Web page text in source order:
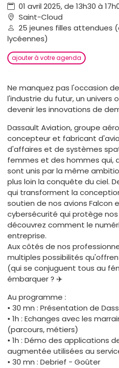
01 avril 2025, de 13h30 à
Saint-Cloud
25 jeunes filles attendues
lycéennes)
ajouter à votre agenda
Ne manquez pas l'occasion
l'industrie du futur, un univers
devenir les innovations de
Dassault Aviation, groupe
concepteur et fabricant
d'affaires et de systèmes
femmes et des hommes qui,
sont unis par la même
plus loin la conquête du ciel.
qui transforment la
soutien de nos avions Falcon
cybersécurité qui protège
découvrez comment le
entreprise.
Aux côtés de nos
multiples possibilités
(qui se conjuguent tous au
émbarquer ? ✈️
Au programme :
• 30 mn : Présentation de
• 1h : Echanges avec les
(parcours, métiers)
• 1h : Démo des applications
augmentée utilisées au
• 30 mn : Debrief - Goûter